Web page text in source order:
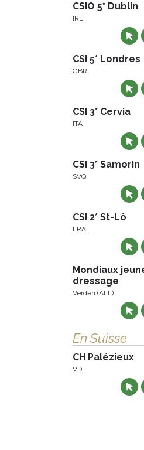
CSIO 5* Dublin
IRL
CSI 5* Londres
GBR
CSI 3* Cervia
ITA
CSI 3* Samorin
SVQ
CSI 2* St-Lô
FRA
Mondiaux
dressage
Verden (ALL)
En Suisse
CH Palézieux
VD